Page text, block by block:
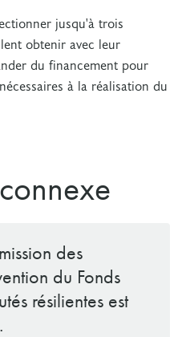
jusqu'à trois
obtenir avec leur
du financement pour
à la réalisation du
des
du Fonds
résilientes est